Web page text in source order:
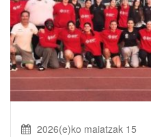
2026(e)ko maiatzak 15